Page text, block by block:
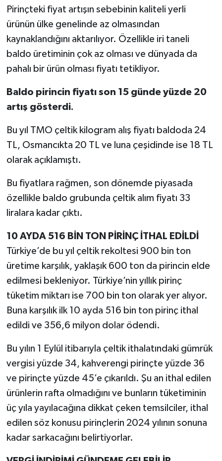
Pirinçteki fiyat artışın sebebinin kaliteli yerli
ürünün ülke genelinde az olmasından
kaynaklandığını aktarılıyor. Özellikle iri taneli
baldo üretiminin çok az olması ve dünyada da
pahalı bir ürün olması fiyatı tetikliyor.
Baldo pirincin fiyatı son 15 günde yüzde 20
artış gösterdi.
Bu yıl TMO çeltik kilogram alış fiyatı baldoda 24
TL, Osmancıkta 20 TL ve luna çeşidinde ise 18 TL
olarak açıklamıştı.
Bu fiyatlara rağmen, son dönemde piyasada
özellikle baldo grubunda çeltik alım fiyatı 33
liralara kadar çıktı.
10 AYDA 516 BİN TON PİRİNÇ İTHAL EDİLDİ
Türkiye’de bu yıl çeltik rekoltesi 900 bin ton
üretime karşılık, yaklaşık 600 ton da pirincin elde
edilmesi bekleniyor. Türkiye’nin yıllık pirinç
tüketim miktarı ise 700 bin ton olarak yer alıyor.
Buna karşılık ilk 10 ayda 516 bin ton pirinç ithal
edildi ve 356,6 milyon dolar ödendi.
Bu yılın 1 Eylül itibarıyla çeltik ithalatındaki gümrük
vergisi yüzde 34, kahverengi pirinçte yüzde 36
ve pirinçte yüzde 45’e çıkarıldı. Şu an ithal edilen
ürünlerin rafta olmadığını ve bunların tüketiminin
üç yıla yayılacağına dikkat çeken temsilciler, ithal
edilen söz konusu pirinçlerin 2024 yılının sonuna
kadar sarkacağını belirtiyorlar.
YAŞAM
KÜLTÜR SANAT